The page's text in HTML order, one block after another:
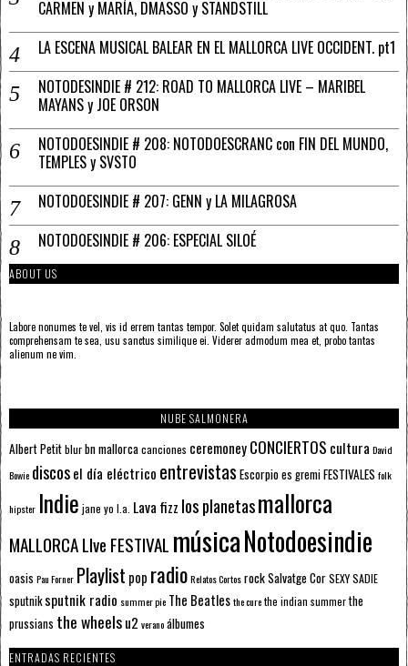
CARMEN y MARÍA, DMASSO y STANDSTILL
LA ESCENA MUSICAL BALEAR EN EL MALLORCA LIVE OCCIDENT. pt1
NOTODESINDIE # 212: ROAD TO MALLORCA LIVE – MARIBEL
MAYANS y JOE ORSON
NOTODOESINDIE # 208: NOTODOESCRANC con FIN DEL MUNDO,
TEMPLES y SVSTO
NOTODOESINDIE # 207: GENN y LA MILAGROSA
NOTODOESINDIE # 206: ESPECIAL SILOÉ
ABOUT US
Labore nonumes te vel, vis id errem tantas tempor. Solet quidam salutatus at quo. Tantas
comprehensam te sea, usu sanctus similique ei. Viderer admodum mea et, probo tantas
alienum ne vim.
NUBE SALMONERA
Albert Petitblurbn mallorcacanciones ceremoneyCONCIERTOS cultura David
Bowie discosel día eléctrico entrevistas Escorpioes gremiFESTIVALES folk
hipster Indie jane yo l.a. Lava fizz los planetasmallorca
MALLORCA LIve FESTIVAL músicaNotodoesindie
oasis Pau Forner Playlist pop radioRelatos CortosrockSalvatge CorSEXY SADIE
sputnik sputnik radio summer pie The Beatlesthe curethe indian summerthe
prussians the wheelsu2 veranoálbumes
ENTRADAS RECIENTES